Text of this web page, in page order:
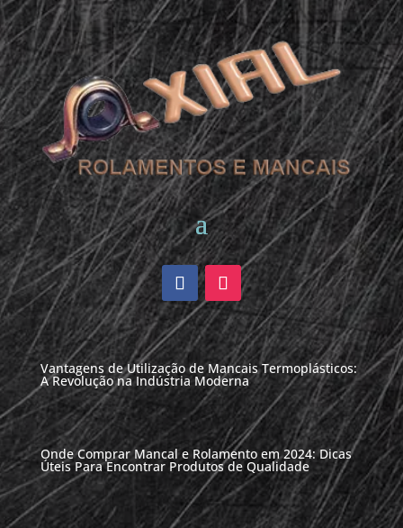
Vantagens de Utilização de Mancais Termoplásticos:
A Revolução na Indústria Moderna
Onde Comprar Mancal e Rolamento em 2024: Dicas
Úteis Para Encontrar Produtos de Qualidade